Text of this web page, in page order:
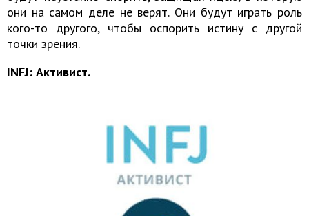
они на самом деле не верят. Они будут играть роль
кого-то другого, чтобы оспорить истину с другой
точки зрения.
INFJ: Активист.